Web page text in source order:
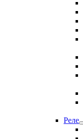
Реле